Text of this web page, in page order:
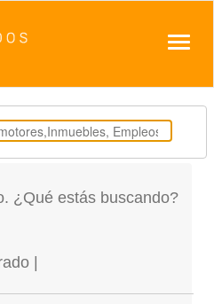
¿Qué estás buscando?
|